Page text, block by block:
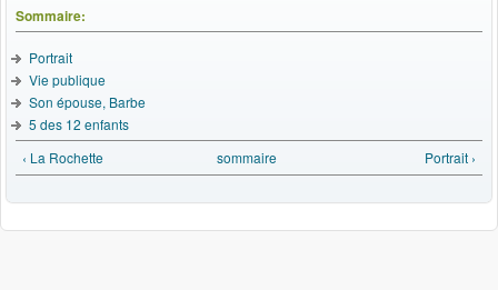
Sommaire:
Portrait
Vie publique
Son épouse, Barbe
5 des 12 enfants
‹ La Rochette
sommaire Portrait ›